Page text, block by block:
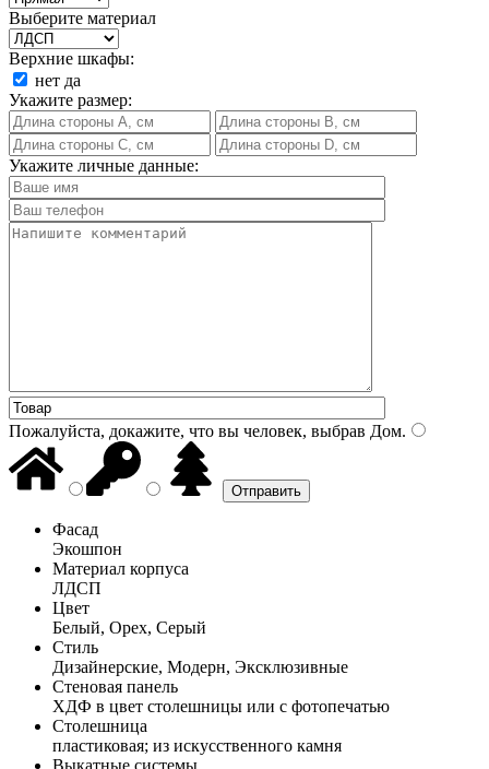
Выберите материал
Верхние шкафы:
нет да
Укажите размер:
Укажите личные данные:
Пожалуйста, докажите, что вы человек, выбрав Дом.
Фасад
Экошпон
Материал корпуса
ЛДСП
Цвет
Белый, Орех, Серый
Стиль
Дизайнерские, Модерн, Эксклюзивные
Стеновая панель
ХДФ в цвет столешницы или с фотопечатью
Столешница
пластиковая; из искусственного камня
Выкатные системы